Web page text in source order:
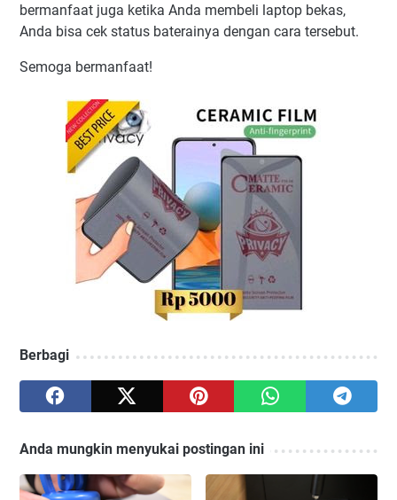
bermanfaat juga ketika Anda membeli laptop bekas,
Anda bisa cek status baterainya dengan cara tersebut.
Semoga bermanfaat!
Berbagi
Anda mungkin menyukai postingan ini